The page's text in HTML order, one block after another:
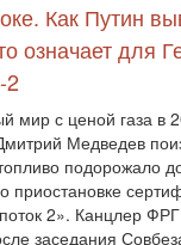
Как Путин
означает для
2
мир с ценой газа в
Медведев
подорожало
приостановке
2». Канцлер
заседания